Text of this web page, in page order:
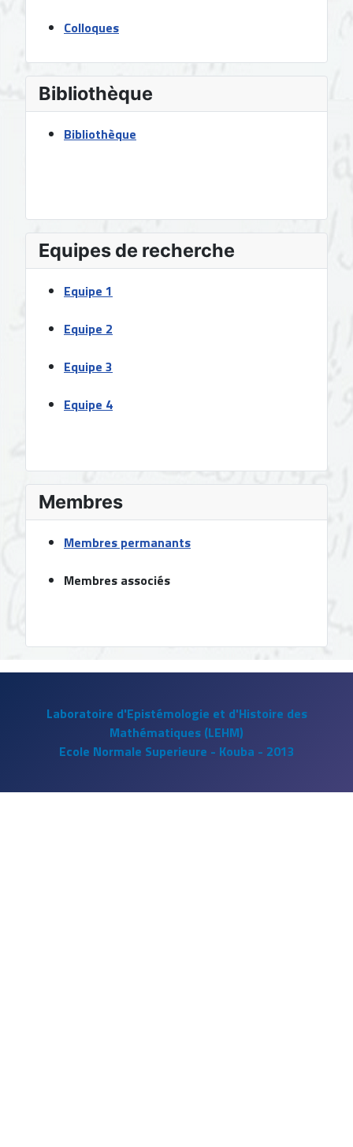
Colloques
Bibliothèque
Bibliothèque
Equipes de recherche
Equipe 1
Equipe 2
Equipe 3
Equipe 4
Membres
Membres permanants
Membres associés
Laboratoire d'Epistémologie et d'Histoire des
Mathématiques (LEHM)
Ecole Normale Superieure - Kouba - 2013